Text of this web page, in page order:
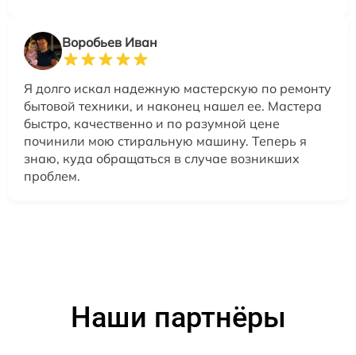
Воробьев Иван
Я долго искал надежную мастерскую по ремонту
бытовой техники, и наконец нашел ее. Мастера
быстро, качественно и по разумной цене
починили мою стиральную машину. Теперь я
знаю, куда обращаться в случае возникших
проблем.
Наши партнёры